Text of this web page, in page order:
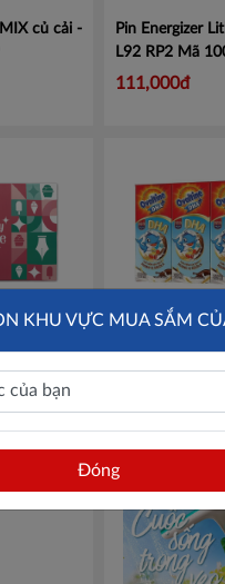
củ cải -
Pin Energizer
L92 RP2 Mã
111,000đ
Mã
Lốc 4 hộp sữa
socola
KHU VỰC MUA SẮM
Đóng